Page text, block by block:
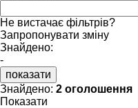
Не вистачає фільтрів?
Запропонувати зміну
Знайдено:
-
показати
Знайдено: 2 оголошення
Показати